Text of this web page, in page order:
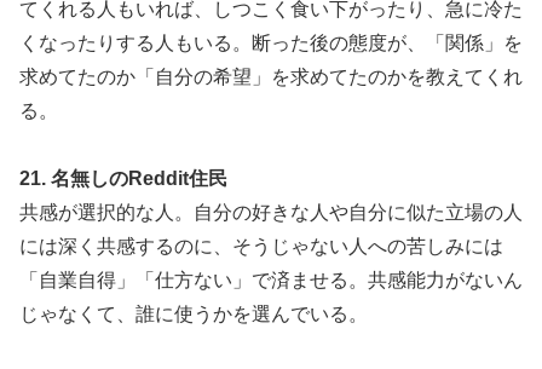
てくれる人もいれば、しつこく食い下がったり、急に冷た
くなったりする人もいる。断った後の態度が、「関係」を
求めてたのか「自分の希望」を求めてたのかを教えてくれ
る。
21. 名無しのReddit住民
共感が選択的な人。自分の好きな人や自分に似た立場の人
には深く共感するのに、そうじゃない人への苦しみには
「自業自得」「仕方ない」で済ませる。共感能力がないん
じゃなくて、誰に使うかを選んでいる。